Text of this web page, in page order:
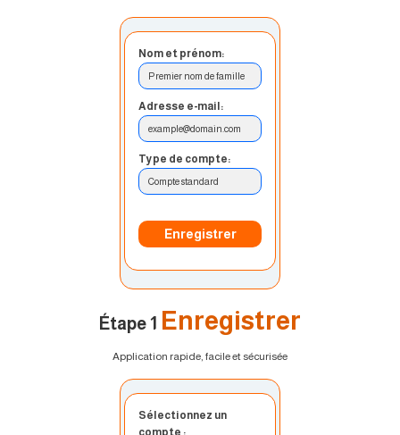
Nom et prénom:
Premier nom de famille
Adresse e-mail:
example@domain.com
Type de compte:
Compte standard
Enregistrer
Étape 1 Enregistrer
Application rapide, facile et sécurisée
Sélectionnez un